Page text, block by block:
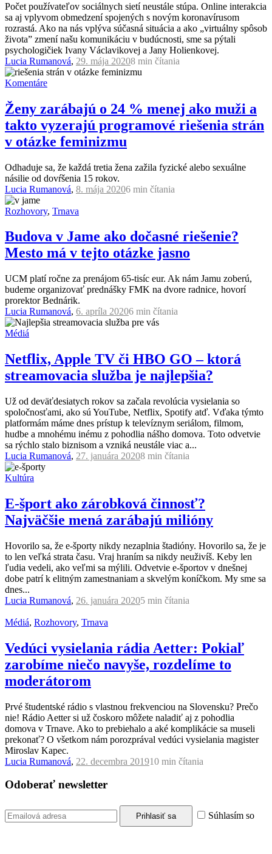
Počet používateľov sociálnych sietí neustále stúpa. Online interakcia
sa aj vplyvom obmedzení spojených s novým koronavírusom
rozrastá. Ako na nás vplýva súčasná situácia a ako „virtuálny spôsob
života” zmení našu komunikáciu v budúcnosti, sme sa pýtali
psychologičiek Ivany Václavikovej a Jany Holienkovej.
Lucia Rumanová, 29. mája 20208 min čítania
Komentáre
Ženy zarábajú o 24 % menej ako muži a
takto vyzerajú programové riešenia strán
v otázke feminizmu
Odhaduje sa, že každá tretia žena zažila fyzické alebo sexuálne
násilie od dovŕšenia 15 rokov.
Lucia Rumanová, 8. mája 20206 min čítania
Rozhovory, Trnava
Budova v Jame ako dočasné riešenie?
Mesto má v tejto otázke jasno
UCM platí ročne za prenájom 65-tisíc eur. Ak nám Jamu zoberú,
budeme organizovať prednášky FMK na dvore radnice, hovorí
prorektor Bednárik.
Lucia Rumanová, 6. apríla 20206 min čítania
Médiá
Netflix, Apple TV či HBO GO – ktorá
streamovacia služba je najlepšia?
Už od deväťdesiatych rokov sa začala revolúcia vysielania so
spoločnosťami, ako sú YouTube, Netflix, Spotify atď. Vďaka týmto
platformám máme dnes prístup k televíznym seriálom, filmom,
hudbe a mnohému inému z pohodlia nášho domova. Toto odvetvie
sa rýchlo stalo biznisom a vzniká neustále viac a...
Lucia Rumanová, 27. januára 20208 min čítania
Kultúra
E-šport ako zárobková činnosť?
Najväčšie mená zarábajú milióny
Hovorilo sa, že e-športy nikdy nezaplnia štadióny. Hovorilo sa, že je
to len veľká strata času. Vraj hraním sa nikdy neuživíš. Keby len
ľudia vedeli, ako veľmi sa mýlili. Odvetvie e-športov v dnešnej
dobe patrí k elitným zamestnaniam a skvelým koníčkom. My sme sa
dnes...
Lucia Rumanová, 26. januára 20205 min čítania
Médiá, Rozhovory, Trnava
Vedúci vysielania rádia Aetter: Pokiaľ
zarobíme niečo navyše, rozdelíme to
moderátorom
Prvé študentské rádio s vlastnou frekvenciou na Slovensku? Prečo
nie! Rádio Aetter si už čoskoro môžete naladiť aj z pohodlia
domova v Trnave. Ako to prebiehalo a aké komplikácie sa museli
prekonať? O všetkom nám porozprával vedúci vysielania magister
Miroslav Kapec.
Lucia Rumanová, 22. decembra 201910 min čítania
Odoberať newsletter
Súhlasím so